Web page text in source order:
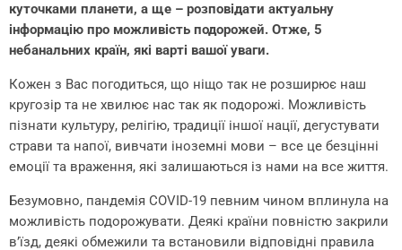
куточками планети, а ще – розповідати актуальну
інформацію про можливість подорожей. Отже, 5
небанальних країн, які варті вашої уваги.
Кожен з Вас погодиться, що ніщо так не розширює наш
кругозір та не хвилює нас так як подорожі. Можливість
пізнати культуру, релігію, традиції іншої нації, дегустувати
страви та напої, вивчати іноземні мови – все це безцінні
емоції та враження, які залишаються із нами на все життя.
Безумовно, пандемія COVID-19 певним чином вплинула на
можливість подорожувати. Деякі країни повністю закрили
в’їзд, деякі обмежили та встановили відповідні правила